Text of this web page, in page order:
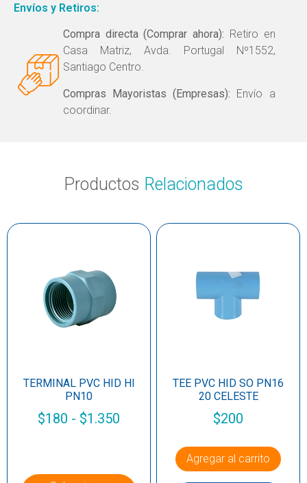
Envíos y Retiros:
Compra directa (Comprar ahora): Retiro en
Casa Matriz, Avda. Portugal Nº1552,
Santiago Centro.
Compras Mayoristas (Empresas): Envío a
coordinar.
Productos Relacionados
TERMINAL PVC HID HI
PN10
$180 - $1.350
TEE PVC HID SO PN16
20 CELESTE
$200
Agregar al carrito